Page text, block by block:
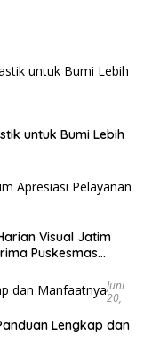
untuk Bumi Lebih
Visual Jatim
Puskesmas
Juni
20,
Lengkap dan